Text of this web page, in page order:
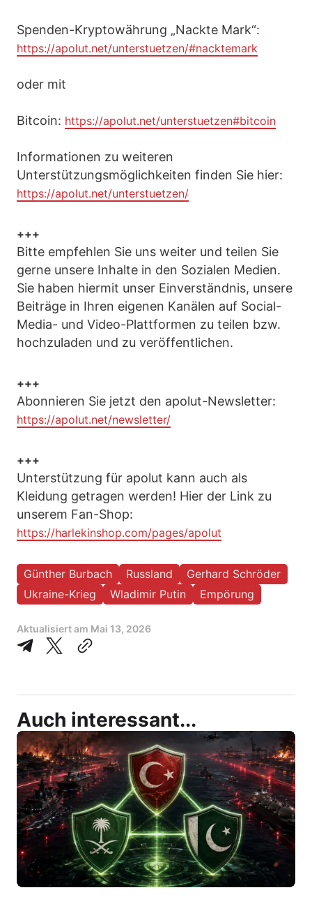
Spenden-Kryptowährung „Nackte Mark“:
https://apolut.net/unterstuetzen/#nacktemark
oder mit
Bitcoin: https://apolut.net/unterstuetzen#bitcoin
Informationen zu weiteren
Unterstützungsmöglichkeiten finden Sie hier:
https://apolut.net/unterstuetzen/
+++
Bitte empfehlen Sie uns weiter und teilen Sie
gerne unsere Inhalte in den Sozialen Medien.
Sie haben hiermit unser Einverständnis, unsere
Beiträge in Ihren eigenen Kanälen auf Social-
Media- und Video-Plattformen zu teilen bzw.
hochzuladen und zu veröffentlichen.
+++
Abonnieren Sie jetzt den apolut-Newsletter:
https://apolut.net/newsletter/
+++
Unterstützung für apolut kann auch als
Kleidung getragen werden! Hier der Link zu
unserem Fan-Shop:
https://harlekinshop.com/pages/apolut
Günther Burbach Russland
Gerhard Schröder
Ukraine-Krieg
Wladimir Putin Empörung
Aktualisiert am Mai 13, 2026
Auch interessant...